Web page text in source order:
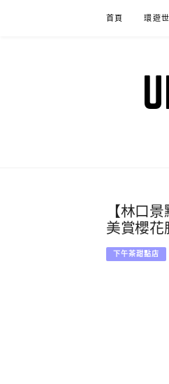
首頁 環遊
【林口
美賞櫻花
下午茶甜點店